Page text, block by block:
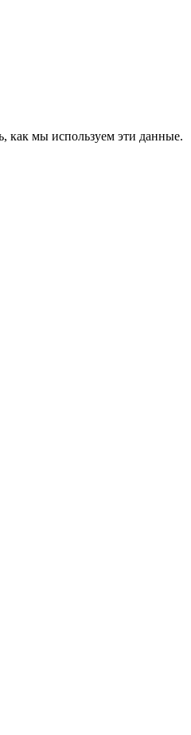
как мы используем эти данные.